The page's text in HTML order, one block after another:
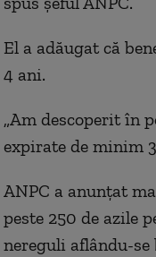
El a adăugat că
4 ani.
„Am descoperit în
expirate de minim
ANPC a anunțat
peste 250 de azile
nereguli aflându-